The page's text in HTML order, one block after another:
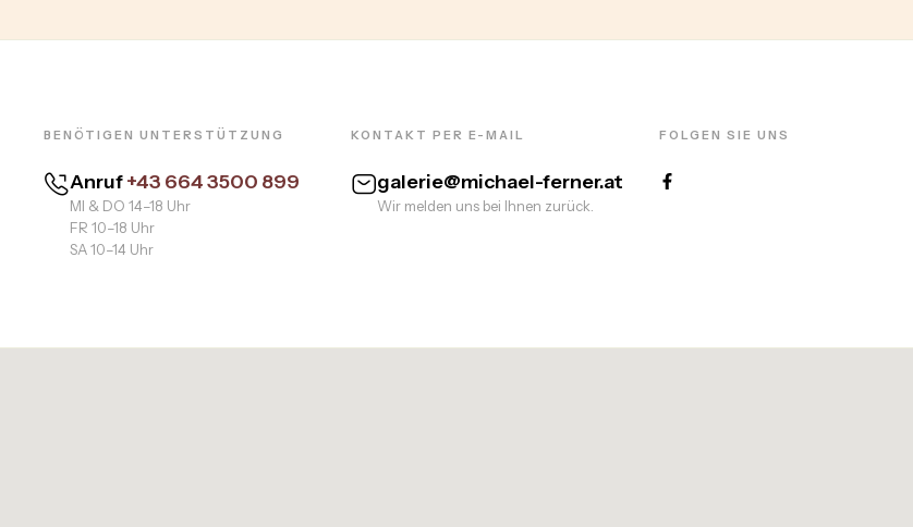
BENÖTIGEN UNTERSTÜTZUNG
Anruf+43 664 3500 899
MI & DO 14–18 Uhr
FR 10–18 Uhr
SA 10–14 Uhr
KONTAKT PER E-MAIL
galerie@michael-ferner.at
Wir melden uns bei Ihnen zurück.
FOLGEN SIE UNS